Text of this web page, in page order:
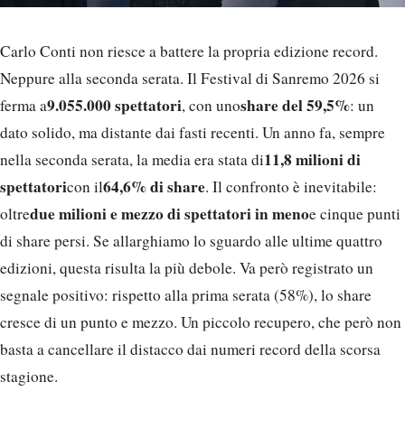
Carlo Conti non riesce a battere la propria edizione record.
Neppure alla seconda serata. Il Festival di Sanremo 2026 si
ferma a9.055.000 spettatori, con unoshare del 59,5%: un
dato solido, ma distante dai fasti recenti. Un anno fa, sempre
nella seconda serata, la media era stata di11,8 milioni di
spettatoricon il64,6% di share. Il confronto è inevitabile:
oltredue milioni e mezzo di spettatori in menoe cinque punti
di share persi. Se allarghiamo lo sguardo alle ultime quattro
edizioni, questa risulta la più debole. Va però registrato un
segnale positivo: rispetto alla prima serata (58%), lo share
cresce di un punto e mezzo. Un piccolo recupero, che però non
basta a cancellare il distacco dai numeri record della scorsa
stagione.